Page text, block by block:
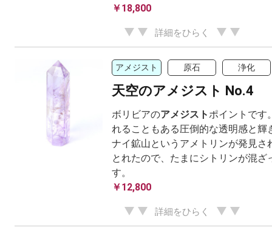
￥18,800
詳細をひらく
アメジスト 原石 浄化
天空のアメジスト No.4
ボリビアのアメジストポイントです
れることもある圧倒的な透明感と輝
ナイ鉱山というアメトリンが発見さ
とれたので、たまにシトリンが混ざ
す。
￥12,800
詳細をひらく